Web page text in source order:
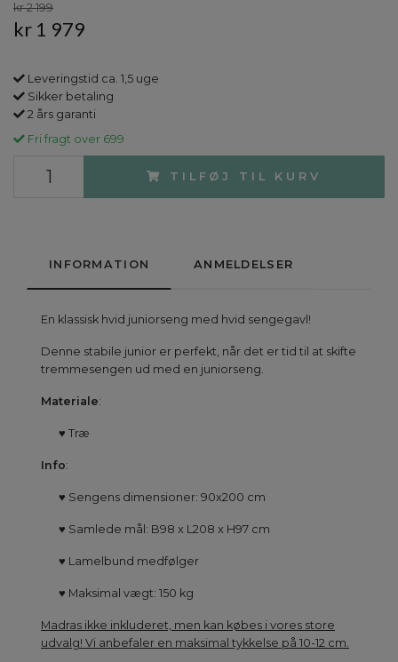
kr 2 199
kr 1 979
Leveringstid ca. 1,5 uge
Sikker betaling
2 års garanti
Fri fragt over 699
TILFØJ TIL KURV
INFORMATION ANMELDELSER
En klassisk hvid juniorseng med hvid sengegavl!
Denne stabile junior er perfekt, når det er tid til at skifte
tremmesengen ud med en juniorseng.
Materiale:
♥ Træ
Info:
♥ Sengens dimensioner: 90x200 cm
♥ Samlede mål: B98 x L208 x H97 cm
♥ Lamelbund medfølger
♥ Maksimal vægt: 150 kg
Madras ikke inkluderet, men kan købes i vores store
udvalg! Vi anbefaler en maksimal tykkelse på 10-12 cm.